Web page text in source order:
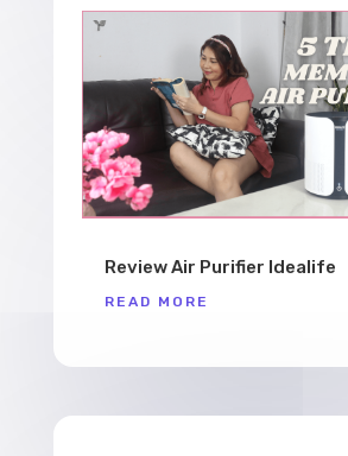
Review Air Purifier Idealife
READ MORE